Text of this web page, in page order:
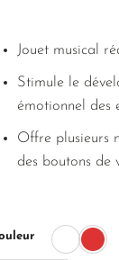
Jouet musical
Stimule le
émotionnel des
Offre plusieurs
des boutons de